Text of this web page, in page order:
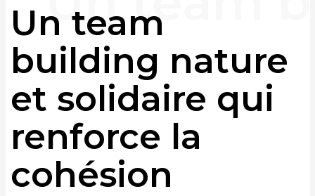
Un team
building nature
et solidaire qui
renforce la
cohésion